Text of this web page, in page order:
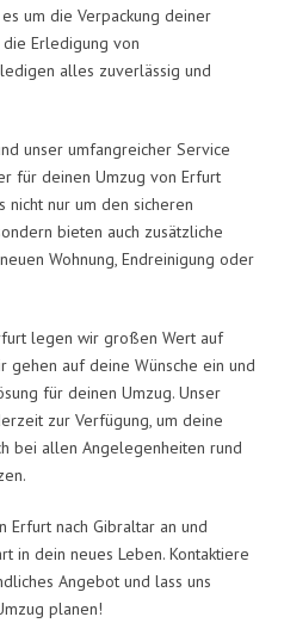
um die Verpackung deiner
Erledigung von
alles zuverlässig und
unser umfangreicher Service
für deinen Umzug von Erfurt
nicht nur um den sicheren
bieten auch zusätzliche
Wohnung, Endreinigung oder
legen wir großen Wert auf
gehen auf deine Wünsche ein und
für deinen Umzug. Unser
zur Verfügung, um deine
bei allen Angelegenheiten rund
Erfurt nach Gibraltar an und
in dein neues Leben. Kontaktiere
Angebot und lass uns
planen!